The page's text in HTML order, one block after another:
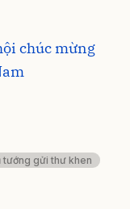
chúc mừng
tướng gửi thư khen